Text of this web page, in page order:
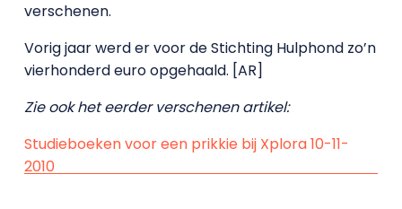
verschenen.
Vorig jaar werd er voor de Stichting Hulphond zo’n
vierhonderd euro opgehaald. [AR]
Zie ook het eerder verschenen artikel:
Studieboeken voor een prikkie bij Xplora 10-11-
2010